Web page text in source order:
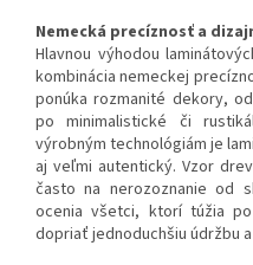
Nemecká precíznosť a
Hlavnou výhodou
kombinácia nemeckej
ponúka rozmanité dekory,
po minimalistické či
výrobným technológiám je
aj veľmi autentický. Vzor
často na nerozoznanie od
ocenia všetci, ktorí túžia
dopriať jednoduchšiu údržbu